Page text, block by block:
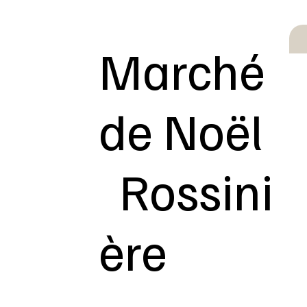
Marché
de Noël
Rossini
ère